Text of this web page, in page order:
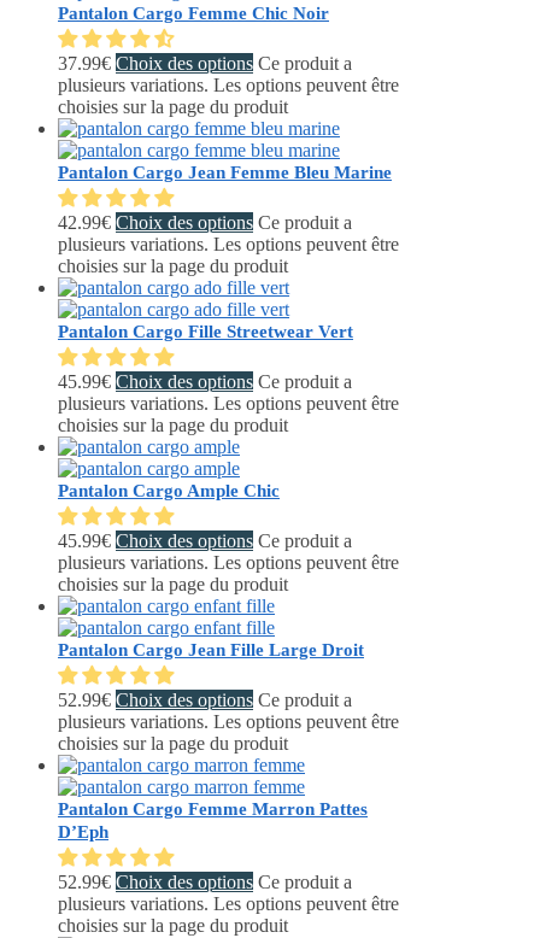
Pantalon Cargo Femme Chic Noir
37.99€ Choix des options Ce produit a
plusieurs variations. Les options peuvent être
choisies sur la page du produit
Pantalon Cargo Jean Femme Bleu Marine
42.99€ Choix des options Ce produit a
plusieurs variations. Les options peuvent être
choisies sur la page du produit
Pantalon Cargo Fille Streetwear Vert
45.99€ Choix des options Ce produit a
plusieurs variations. Les options peuvent être
choisies sur la page du produit
Pantalon Cargo Ample Chic
45.99€ Choix des options Ce produit a
plusieurs variations. Les options peuvent être
choisies sur la page du produit
Pantalon Cargo Jean Fille Large Droit
52.99€ Choix des options Ce produit a
plusieurs variations. Les options peuvent être
choisies sur la page du produit
Pantalon Cargo Femme Marron Pattes
D’Eph
52.99€ Choix des options Ce produit a
plusieurs variations. Les options peuvent être
choisies sur la page du produit